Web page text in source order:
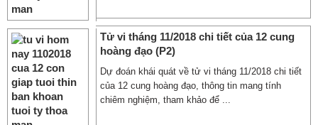
Tử vi tháng 11/2018 chi tiết của 12 cung
hoàng đạo (P2)
Dự đoán khái quát về tử vi tháng 11/2018 chi tiết
của 12 cung hoàng đạo, thông tin mang tính
chiêm nghiệm, tham khảo để ...